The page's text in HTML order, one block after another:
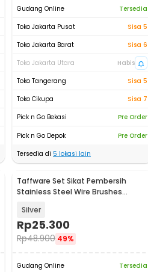
Gudang Online
Tersedia
Toko Jakarta Pusat
Sisa 5
Toko Jakarta Barat
Sisa 6
Toko Jakarta Utara
Habis
Toko Tangerang
Sisa 5
Toko Cikupa
Sisa 7
Pick n Go Bekasi
Pre Order
Pick n Go Depok
Pre Order
Tersedia di 5 lokasi lain
Taffware Set Sikat Pembersih
Stainless Steel Wire Brushes
Silver
Rp25.300
Rp48.900 49%
Gudang Online
Tersedia